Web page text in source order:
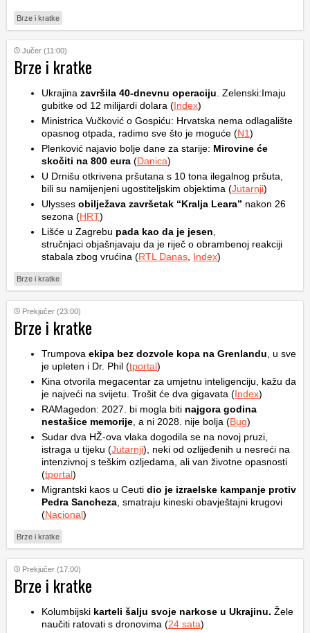
Brze i kratke
Jučer (11:00)
Brze i kratke
Ukrajina završila 40-dnevnu operaciju . Zelenski:Imaju
gubitke od 12 milijardi dolara (Index)
Ministrica Vučković o Gospiću: Hrvatska nema odlagalište
opasnog otpada, radimo sve što je moguće (N1)
Plenković najavio bolje dane za starije: Mirovine će
skočiti na 800 eura (Danica)
U Drnišu otkrivena pršutana s 10 tona ilegalnog pršuta,
bili su namijenjeni ugostiteljskim objektima (Jutarnji)
Ulysses obilježava završetak “Kralja Leara” nakon 26
sezona (HRT)
Lišće u Zagrebu pada kao da je jesen
stručnjaci objašnjavaju da je riječ o obrambenoj reakciji
stabala zbog vrućina (RTL Danas Index)
Brze i kratke
Prekjučer (23:00)
Brze i kratke
Trumpova ekipa bez dozvole kopa na Grenlandu , u sve
je upleten i Dr. Phil (tportal)
Kina otvorila megacentar za umjetnu inteligenciju, kažu da
je najveći na svijetu. Trošit će dva gigavata (Index)
RAMagedon: 2027. bi mogla biti najgora godina
nestašice memorije , a ni 2028. nije bolja (Bug)
Sudar dva HŽ-ova vlaka dogodila se na novoj pruzi,
istraga u tijeku (Jutarnji), neki od ozlijeđenih u nesreći na
intenzivnoj s teškim ozljedama, ali van životne opasnosti
(tportal)
Migrantski kaos u Ceuti dio je izraelske kampanje protiv
Pedra Sancheza , smatraju kineski obavještajni krugovi
(Nacional)
Brze i kratke
Prekjučer (17:00)
Brze i kratke
Kolumbijski karteli šalju svoje narkose u Ukrajinu. Žele
naučiti ratovati s dronovima (24 sata)